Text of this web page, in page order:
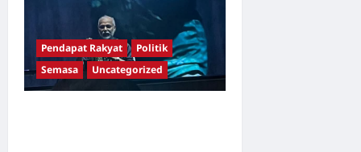
Pendapat Rakyat
Politik
Semasa
Uncategorized